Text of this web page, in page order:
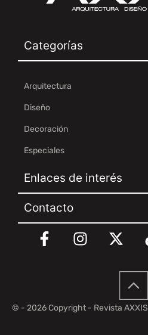
Categorías
Arquitectura
Diseño
Decoración
Especiales
Enlaces de interés
Contacto
© - 2026 Copyright - Revista AXXIS